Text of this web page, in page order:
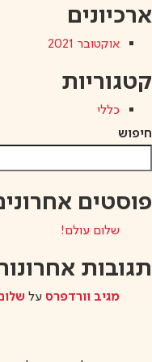
ארכיונים
אוקטובר 2021
קטגוריות
כללי
חיפוש
פוסטים
שלום עולם!
תגובות
מגיב וורדפרס על